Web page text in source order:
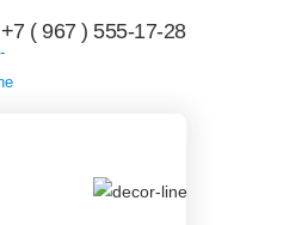
+7 ( 967 ) 555-17-28